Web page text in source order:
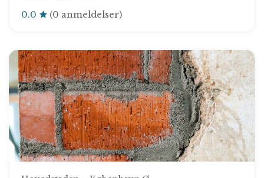
0.0 (0 anmeldelser)